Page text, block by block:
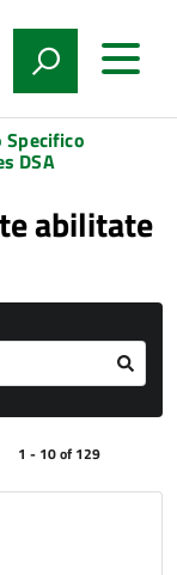
DSA
abilitate
1 - 10 of 129